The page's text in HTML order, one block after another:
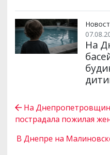
На
На
пострадала пожилая
В Днепре на